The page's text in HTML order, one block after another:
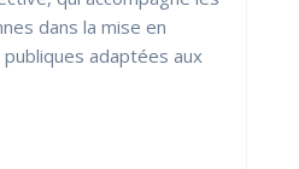
dans la mise en
adaptées aux